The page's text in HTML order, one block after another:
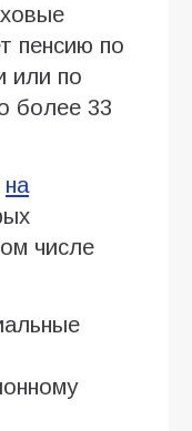
пенсию по
или по
более 33
на
числе